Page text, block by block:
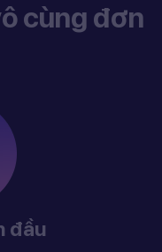
cùng đơn
đầu